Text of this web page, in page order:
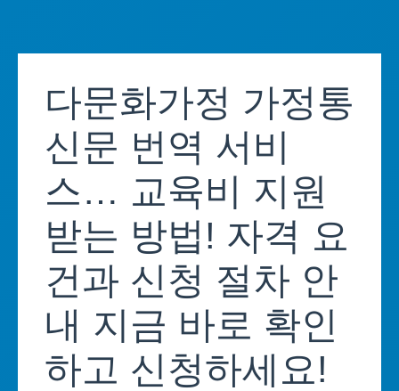
다문화가정 가정통
신문 번역 서비
스… 교육비 지원
받는 방법! 자격 요
건과 신청 절차 안
내 지금 바로 확인
하고 신청하세요!